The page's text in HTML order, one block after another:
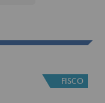
FISCO